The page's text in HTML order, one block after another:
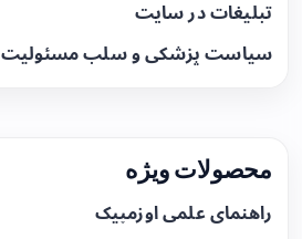
تبلیغات در سایت
سیاست پزشکی و سلب مسئولیت
محصولات ویژه
راهنمای علمی اوزمپیک